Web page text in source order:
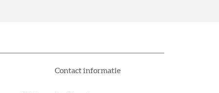
Contact informatie